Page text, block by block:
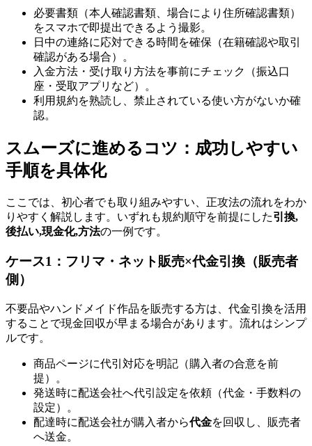
必要書類（本人確認書類、場合により住所確認書類）
をスマホで即提出できるよう撮影。
日中の連絡に応対できる時間を確保（在籍確認や取引
確認がある場合）。
入金方法・受け取り方法を事前にチェック（振込口
座・受取アプリなど）。
利用規約を熟読し、禁止されている使い方がないか確
認。
スムーズに進めるコツ：成功しやすい
手順を具体化
ここでは、初心者でも取り組みやすい、正攻法の流れをわか
りやすく解説します。いずれも規約順守を前提にした引換,
後払い,現金化,方法の一例です。
ケース1：フリマ・ネット販売×代金引換（販売者
側）
不要品やハンドメイド作品を販売する方は、代金引換を活用
することで現金回収が早まる場合があります。流れはシンプ
ルです。
商品ページに代引対応を明記（購入者の合意を前
提）。
発送時に配送会社へ代引設定を依頼（代金・手数料の
設定）。
配達時に配送会社が購入者から代金を回収し、販売者
へ送金。